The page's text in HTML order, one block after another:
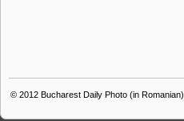
© 2012 Bucharest Daily Photo (in Romanian)